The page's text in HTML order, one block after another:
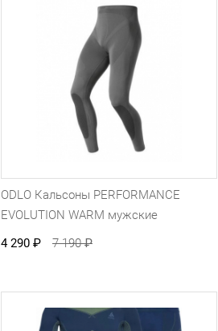
ODLO Кальсоны PERFORMANCE
EVOLUTION WARM мужские
4 290 ₽ 7 190₽